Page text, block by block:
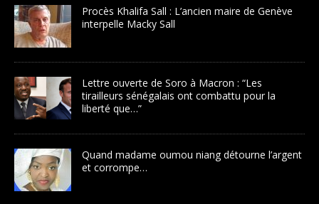
Procès Khalifa Sall : L’ancien maire de Genève
interpelle Macky Sall
Lettre ouverte de Soro à Macron : “Les
tirailleurs sénégalais ont combattu pour la
liberté que…”
Quand madame oumou niang détourne l’argent
et corrompe…